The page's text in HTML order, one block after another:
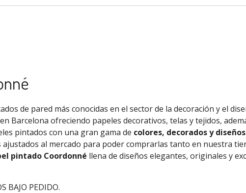
de pared más conocidas en el sector de la decoración y el
Barcelona ofreciendo papeles decorativos, telas y tejidos,
pintados con una gran gama de colores, decorados y diseños
ajustados al mercado para poder comprarlas tanto en nuestra
pintado Coordonné llena de diseños elegantes, originales y
BAJO PEDIDO.